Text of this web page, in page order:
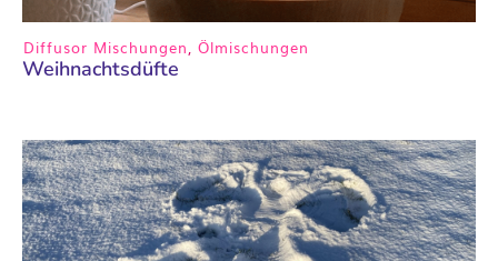
Diffusor Mischungen Ölmischungen
Weihnachtsdüfte